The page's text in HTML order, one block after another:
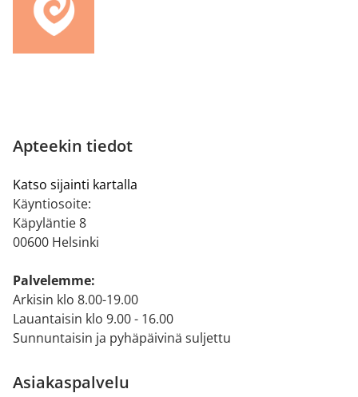
Apteekin tiedot
Katso sijainti kartalla
Käyntiosoite:
Käpyläntie 8
00600 Helsinki
Palvelemme:
Arkisin klo 8.00-19.00
Lauantaisin klo 9.00 - 16.00
Sunnuntaisin ja pyhäpäivinä suljettu
Asiakaspalvelu